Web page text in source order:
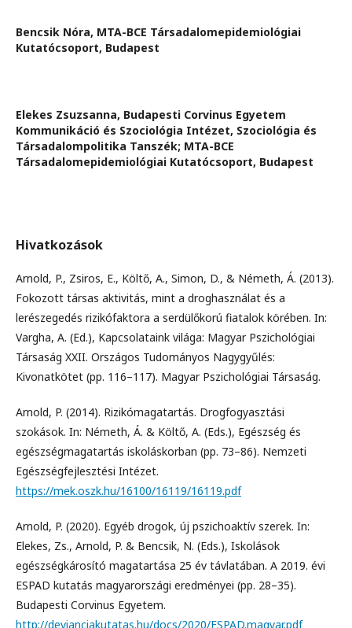
Bencsik Nóra, MTA-BCE Társadalomepidemiológiai
Kutatócsoport, Budapest
Elekes Zsuzsanna, Budapesti Corvinus Egyetem
Kommunikáció és Szociológia Intézet, Szociológia és
Társadalompolitika Tanszék; MTA-BCE
Társadalomepidemiológiai Kutatócsoport, Budapest
Hivatkozások
Arnold, P., Zsiros, E., Költő, A., Simon, D., & Németh, Á. (2013).
Fokozott társas aktivitás, mint a droghasználat és a
lerészegedés rizikófaktora a serdülőkorú fiatalok körében. In:
Vargha, A. (Ed.), Kapcsolataink világa: Magyar Pszichológiai
Társaság XXII. Országos Tudományos Nagygyűlés:
Kivonatkötet (pp. 116–117). Magyar Pszichológiai Társaság.
Arnold, P. (2014). Rizikómagatartás. Drogfogyasztási
szokások. In: Németh, Á. & Költő, A. (Eds.), Egészség és
egészségmagatartás iskoláskorban (pp. 73–86). Nemzeti
Egészségfejlesztési Intézet.
https://mek.oszk.hu/16100/16119/16119.pdf
Arnold, P. (2020). Egyéb drogok, új pszichoaktív szerek. In:
Elekes, Zs., Arnold, P. & Bencsik, N. (Eds.), Iskolások
egészségkárosító magatartása 25 év távlatában. A 2019. évi
ESPAD kutatás magyarországi eredményei (pp. 28–35).
Budapesti Corvinus Egyetem.
http://devianciakutatas.hu/docs/2020/ESPAD.magyar.pdf